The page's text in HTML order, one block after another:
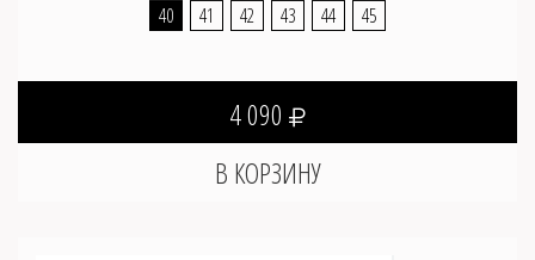
40 41 42 43 44 45
4 090